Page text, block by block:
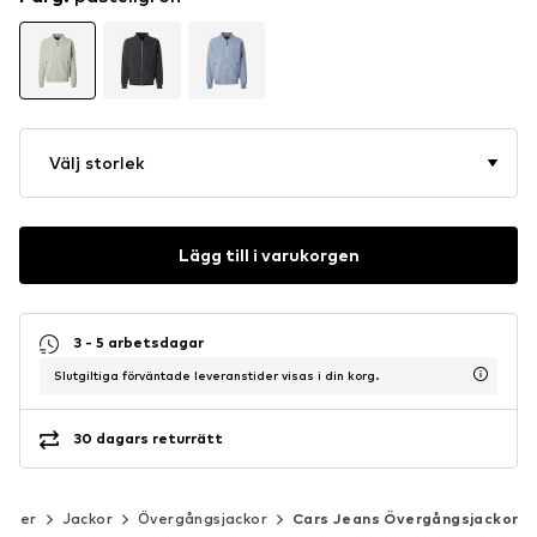
Välj storlek
Lägg till i varukorgen
3 - 5 arbetsdagar
Slutgiltiga förväntade leveranstider visas i din korg.
30 dagars returrätt
Jackor Övergångsjackor Cars Jeans Övergångsjackor